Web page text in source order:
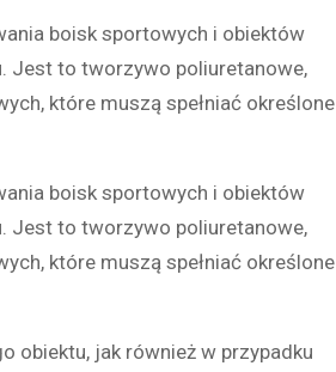
boisk sportowych i obiektów
Jest to tworzywo poliuretanowe,
które muszą spełniać określone
boisk sportowych i obiektów
Jest to tworzywo poliuretanowe,
które muszą spełniać określone
obiektu, jak również w przypadku